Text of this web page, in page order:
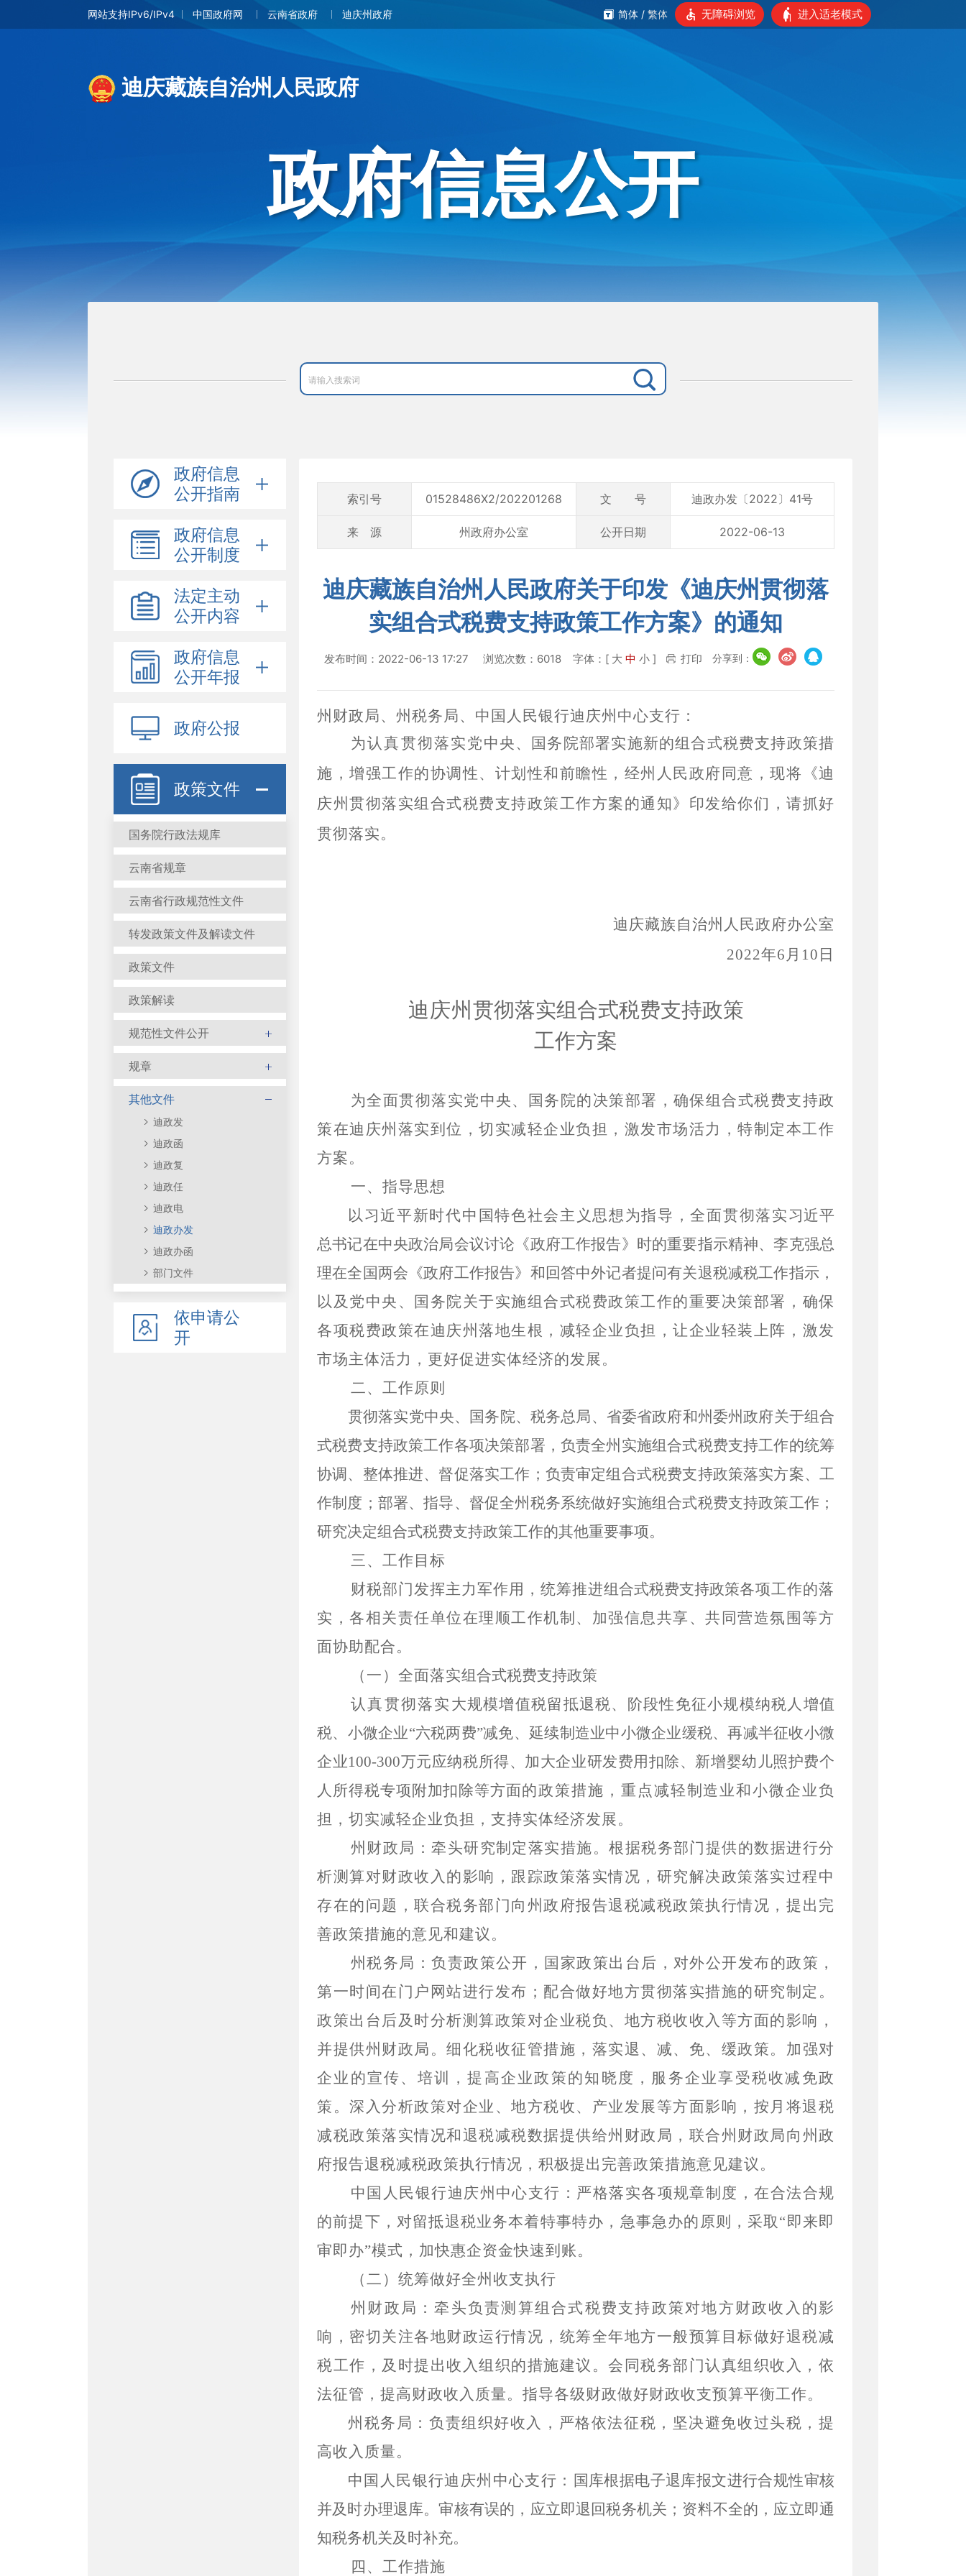
网站支持IPv6/IPv4 中国政府网 云南省政府 迪庆州政府 简体 / 繁体 无障碍浏览 进入适老模式
迪庆藏族自治州人民政府
政府信息公开
政府信息
公开指南
政府信息
公开制度
法定主动
公开内容
政府信息
公开年报
政府公报
政策文件
国务院行政法规库
云南省规章
云南省行政规范性文件
转发政策文件及解读文件
政策文件
政策解读
规范性文件公开
规章
其他文件
迪政发
迪政函
迪政复
迪政任
迪政电
迪政办发
迪政办函
部门文件
依申请公
开
索引号 01528486X2/202201268 文 号 迪政办发〔2022〕41号
来 源 州政府办公室 公开日期 2022-06-13
迪庆藏族自治州人民政府关于印发《迪庆州贯彻落
实组合式税费支持政策工作方案》的通知
发布时间：2022-06-13 17:27 浏览次数：6018 字体：[ 大 中 小 ] 打印 分享到：
州财政局、州税务局、 中国人民银行迪庆州中心支行 ：
为认真贯彻落实党中央、国务院部署实施新的组合式税费支持政策措
施，增强工作的协调性、计划性和前瞻性， 经州人民政府同意，现将 《迪
庆州贯彻落实组合式税费支持政策工作方案的通知》 印发给你们 ，请抓好
贯彻落实。
迪庆藏族自治州人民政府办公室
2022年6 月 10 日
迪庆州 贯彻落实组合式税费支持政策
工作方案
为全面贯彻落实党中央、国务院的决策部署，确保组合式税费支持政
策在迪庆州落实到位，切实减轻企业负担，激发市场活力，特制定本工作
方案。
一、指导思想
以习近平新时代中国特色社会主义思想为指导，全面贯彻落实习近平
总书记在中央政治局会议讨论《政府工作报告》时的重要指示精神、李克强总
理在全国两会 《政府工作报告》和回答中外记者提问有关退税减税工作指示，
以及党中央、国务院关于实施组合式税费政策工作的重要决策部署，确保
各项税费政策在迪庆州落地生根，减轻企业负担，让企业轻装上阵，激发
市场主体活力，更好促进实体经济的发展。
二、 工作原则
贯彻落实党中央、国务院、税务总局、省委省政府和州委州政府关于组合
式税费支持政策工作各项决策部署，负责全州实施组合式税费支持工作的统筹
协调、整体推进、督促落实工作；负责审定组合式税费支持政策落实方案、工
作制度；部署、指导、督促全州税务系统做好实施组合式税费支持政策工作；
研究决定组合式税费支持政策工作的其他重要事项。
三、 工作目标
财税部门发挥主力军作用，统筹推进组合式税费支持政策各项工作的落
实，各相关责任单位在理顺工作机制、加强信息共享、共同营造氛围等方
面协助配合。
（一） 全面落实组合式税费支持政策
认真贯彻落实 大规模增值税留抵退税、阶段性免征小规模纳税人增值
税、 小微企业“六税两费”减免、延续制造业中小微企业缓税、再减半征收小微
企业100-300万元应纳税所得、加大企业研发费用扣除、新增婴幼儿照护费个
人所得税专项附加扣除等方面的政策措施，重点减轻制造业和小微企业负
担，切实减轻企业负担，支持实体经济发展。
州财政局：牵头研究制定落实措施。根据税务部门提供的数据进行分
析测算对财政收入的影响，跟踪政策落实情况，研究解决政策落实过程中
存在的问题，联合税务部门向州政府报告退税减税政策执行情况，提出完
善政策措施的意见和建议。
州税务局：负责政策公开，国家政策出台后，对外公开发布的政策，
第一时间在门户网站进行发布；配合做好地方贯彻落实措施的研究制定。
政策出台后及时分析测算政策对企业税负、地方税收收入等方面的影响，
并提供州财政局。细化税收征管措施，落实退、减、免、缓政策。加强对
企业的宣传、培训，提高企业政策的知晓度，服务企业享受税收减免政
策。深入分析政策对企业、地方税收、产业发展等方面影响，按月将退税
减税政策落实情况和退税减税数据提供给州财政局，联合州财政局向州政
府报告退税减税政策执行情况，积极提出完善政策措施意见建议。
中国人民银行迪庆州中心支行：严格落实各项规章制度，在合法合规
的前提下，对留抵退税业务本着特事特办，急事急办的原则，采取“即来即
审即办”模式，加快惠企资金快速到账。
（二）统筹做好全州收支执行
州财政局：牵头负责测算组合式税费支持政策对地方财政收入的影
响，密切关注各地财政运行情况，统筹全年地方一般预算目标做好退税减
税工作，及时提出收入组织的措施建议。会同税务部门认真组织收入，依
法征管，提高财政收入质量。指导各级财政做好财政收支预算平衡工作。
州税务局：负责组织好收入，严格依法征税，坚决避免收过头税，提
高收入质量。
中国人民银行迪庆州中心支行： 国库根据电子退库报文进行合规性审核
并及时办理退库。审核有误的，应立即退回税务机关；资料不全的，应立即通
知税务机关及时补充。
四、 工作措施